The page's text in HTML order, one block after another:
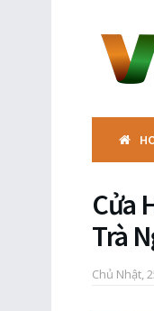
Cửa
Trà
Chủ Nhật,